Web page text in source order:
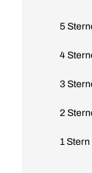
5
4
3
2
1 Stern